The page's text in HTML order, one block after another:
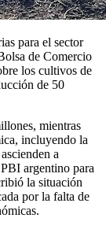
para el sector
de Comercio
los cultivos de
de 50
mientras
incluyendo la
a
argentino para
la situación
por la falta de